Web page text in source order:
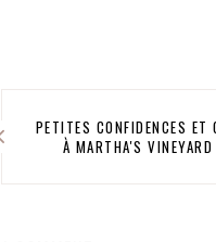
PETITES CONFIDENCES ET
À MARTHA'S